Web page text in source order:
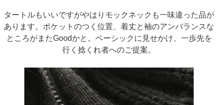
タートルもいいですがやはりモックネックも一味違った品が
あります。ポケットのつく位置、着丈と袖のアンバランスな
ところがまたGoodかと。ベーシックに見せかけ、一歩先を
行く捻くれ者へのご提案。